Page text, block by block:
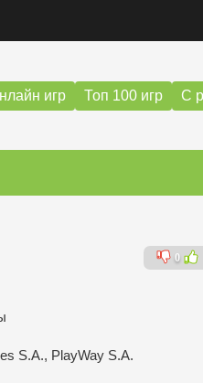
игр Топ 100 игр С
0
S.A., PlayWay S.A.